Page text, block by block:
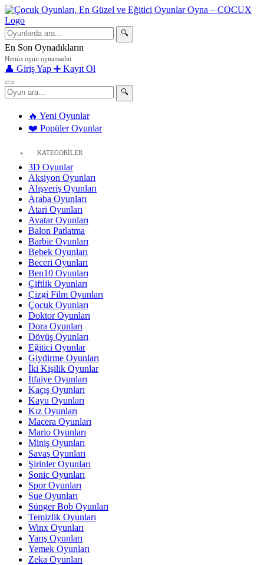
🔍
En Son Oynadıkların
Henüz oyun oynamadın.
👤 Giriş Yap ➕ Kayıt Ol
🔍
🔥 Yeni Oyunlar
❤️ Popüler Oyunlar
KATEGORİLER
3D Oyunlar
Aksiyon Oyunları
Alışveriş Oyunları
Araba Oyunları
Atari Oyunları
Avatar Oyunları
Balon Patlatma
Barbie Oyunları
Bebek Oyunları
Beceri Oyunları
Ben10 Oyunları
Çiftlik Oyunları
Çizgi Film Oyunları
Çocuk Oyunları
Doktor Oyunları
Dora Oyunları
Dövüş Oyunları
Eğitici Oyunlar
Giydirme Oyunları
İki Kişilik Oyunlar
İtfaiye Oyunları
Kaçış Oyunları
Kayu Oyunları
Kız Oyunları
Macera Oyunları
Mario Oyunları
Miniş Oyunları
Savaş Oyunları
Şirinler Oyunları
Sonic Oyunları
Spor Oyunları
Sue Oyunları
Sünger Bob Oyunları
Temizlik Oyunları
Winx Oyunları
Yarış Oyunları
Yemek Oyunları
Zeka Oyunları